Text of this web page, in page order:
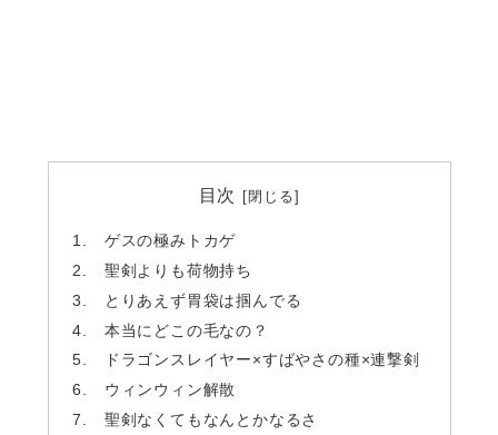
目次
ゲスの極みトカゲ
聖剣よりも荷物持ち
とりあえず胃袋は掴んでる
本当にどこの毛なの？
ドラゴンスレイヤー×すばやさの種×連撃剣
ウィンウィン解散
聖剣なくてもなんとかなるさ